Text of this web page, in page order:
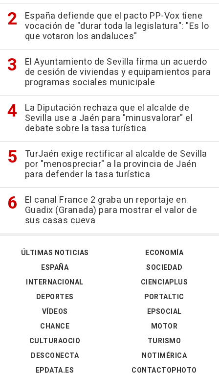
España defiende que el pacto PP-Vox tiene
vocación de "durar toda la legislatura": "Es lo
que votaron los andaluces"
El Ayuntamiento de Sevilla firma un acuerdo
de cesión de viviendas y equipamientos para
programas sociales municipale
La Diputación rechaza que el alcalde de
Sevilla use a Jaén para "minusvalorar" el
debate sobre la tasa turística
TurJaén exige rectificar al alcalde de Sevilla
por "menospreciar" a la provincia de Jaén
para defender la tasa turística
El canal France 2 graba un reportaje en
Guadix (Granada) para mostrar el valor de
sus casas cueva
ÚLTIMAS NOTICIAS
ESPAÑA
INTERNACIONAL
DEPORTES
VÍDEOS
ECONOMÍA
SOCIEDAD
CIENCIAPLUS
PORTALTIC
EPSOCIAL
CHANCE
CULTURAOCIO
DESCONECTA
EPDATA.ES
MOTOR
TURISMO
NOTIMÉRICA
CONTACTOPHOTO